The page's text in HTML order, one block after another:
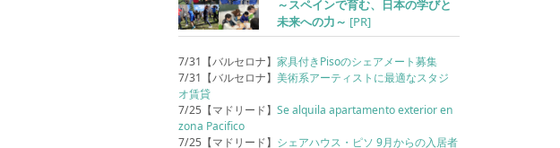
～スペインで育む、日本の学びと
未来への力～ [PR]
7/31【バルセロナ】家具付きPisoのシェアメート募集
7/31【バルセロナ】美術系アーティストに最適なスタジ
オ賃貸
7/25【マドリード】Se alquila apartamento exterior en
zona Pacifico
7/25【マドリード】 シェアハウス・ピソ 9月からの入居者